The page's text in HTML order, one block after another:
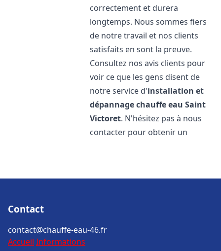
correctement et durera
longtemps. Nous sommes fiers
de notre travail et nos clients
satisfaits en sont la preuve.
Consultez nos avis clients pour
voir ce que les gens disent de
notre service d'installation et
dépannage chauffe eau Saint
Victoret. N'hésitez pas à nous
contacter pour obtenir un
Contact
contact@chauffe-eau-46.fr
Accueil Informations